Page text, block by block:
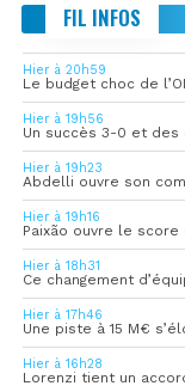
FIL INFOS
Hier à 20h59
Le budget choc de
Hier à 19h56
Un succès 3-0 et des
Hier à 19h23
Hier à 19h16
Paixão ouvre le
Hier à 18h31
Ce changement
Hier à 17h46
Une piste à 15 M€
Hier à 16h28
Lorenzi tient un